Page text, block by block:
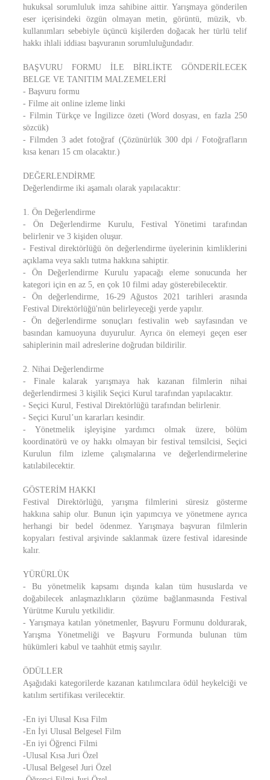
hukuksal sorumluluk imza sahibine aittir. Yarışmaya gönderilen
eser içerisindeki özgün olmayan metin, görüntü, müzik, vb.
kullanımları sebebiyle üçüncü kişilerden doğacak her türlü telif
hakkı ihlali iddiası başvuranın sorumluluğundadır.
BAŞVURU FORMU İLE BİRLİKTE GÖNDERİLECEK
BELGE VE TANITIM MALZEMELERİ
- Başvuru formu
- Filme ait online izleme linki
- Filmin Türkçe ve İngilizce özeti (Word dosyası, en fazla 250
sözcük)
- Filmden 3 adet fotoğraf (Çözünürlük 300 dpi / Fotoğrafların
kısa kenarı 15 cm olacaktır.)
DEĞERLENDİRME
Değerlendirme iki aşamalı olarak yapılacaktır:
1. Ön Değerlendirme
- Ön Değerlendirme Kurulu, Festival Yönetimi tarafından
belirlenir ve 3 kişiden oluşur.
- Festival direktörlüğü ön değerlendirme üyelerinin kimliklerini
açıklama veya saklı tutma hakkına sahiptir.
- Ön Değerlendirme Kurulu yapacağı eleme sonucunda her
kategori için en az 5, en çok 10 filmi aday gösterebilecektir.
- Ön değerlendirme, 16-29 Ağustos 2021 tarihleri arasında
Festival Direktörlüğü'nün belirleyeceği yerde yapılır.
- Ön değerlendirme sonuçları festivalin web sayfasından ve
basından kamuoyuna duyurulur. Ayrıca ön elemeyi geçen eser
sahiplerinin mail adreslerine doğrudan bildirilir.
2. Nihai Değerlendirme
- Finale kalarak yarışmaya hak kazanan filmlerin nihai
değerlendirmesi 3 kişilik Seçici Kurul tarafından yapılacaktır.
- Seçici Kurul, Festival Direktörlüğü tarafından belirlenir.
- Seçici Kurul’un kararları kesindir.
- Yönetmelik işleyişine yardımcı olmak üzere, bölüm
koordinatörü ve oy hakkı olmayan bir festival temsilcisi, Seçici
Kurulun film izleme çalışmalarına ve değerlendirmelerine
katılabilecektir.
GÖSTERİM HAKKI
Festival Direktörlüğü, yarışma filmlerini süresiz gösterme
hakkına sahip olur. Bunun için yapımcıya ve yönetmene ayrıca
herhangi bir bedel ödenmez. Yarışmaya başvuran filmlerin
kopyaları festival arşivinde saklanmak üzere festival idaresinde
kalır.
YÜRÜRLÜK
- Bu yönetmelik kapsamı dışında kalan tüm hususlarda ve
doğabilecek anlaşmazlıkların çözüme bağlanmasında Festival
Yürütme Kurulu yetkilidir.
- Yarışmaya katılan yönetmenler, Başvuru Formunu doldurarak,
Yarışma Yönetmeliği ve Başvuru Formunda bulunan tüm
hükümleri kabul ve taahhüt etmiş sayılır.
ÖDÜLLER
Aşağıdaki kategorilerde kazanan katılımcılara ödül heykelciği ve
katılım sertifikası verilecektir.
-En iyi Ulusal Kısa Film
-En İyi Ulusal Belgesel Film
-En iyi Öğrenci Filmi
-Ulusal Kısa Juri Özel
-Ulusal Belgesel Juri Özel